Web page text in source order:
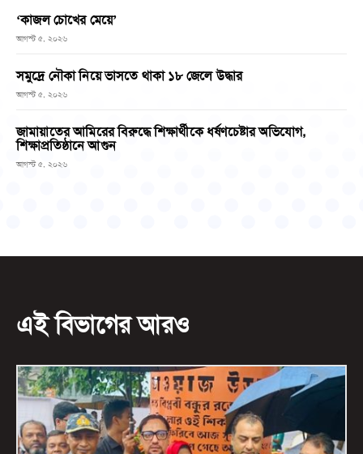
‘কাজল চোখের মেয়ে’
আগস্ট ৫, ২০২৬
সমুদ্রে নৌকা নিয়ে ভাসতে থাকা ১৮ জেলে উদ্ধার
আগস্ট ৫, ২০২৬
জামায়াতের আমিরের বিরুদ্ধে শিক্ষার্থীকে ধর্ষণচেষ্টার অভিযোগ,
শিক্ষাপ্রতিষ্ঠানে আগুন
আগস্ট ৫, ২০২৬
এই বিভাগের আরও